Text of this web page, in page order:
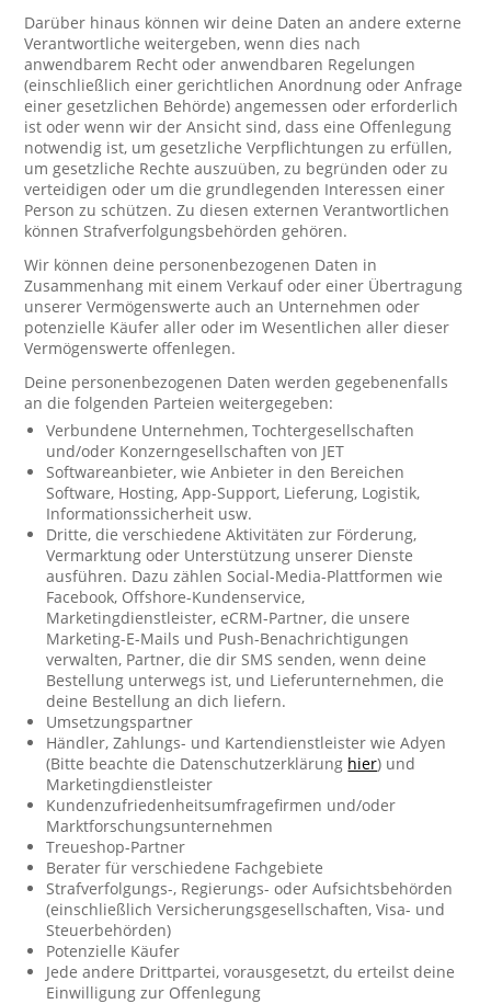
Darüber hinaus können wir deine Daten an andere externe
Verantwortliche weitergeben, wenn dies nach
anwendbarem Recht oder anwendbaren Regelungen
(einschließlich einer gerichtlichen Anordnung oder Anfrage
einer gesetzlichen Behörde) angemessen oder erforderlich
ist oder wenn wir der Ansicht sind, dass eine Offenlegung
notwendig ist, um gesetzliche Verpflichtungen zu erfüllen,
um gesetzliche Rechte auszuüben, zu begründen oder zu
verteidigen oder um die grundlegenden Interessen einer
Person zu schützen. Zu diesen externen Verantwortlichen
können Strafverfolgungsbehörden gehören.
Wir können deine personenbezogenen Daten in
Zusammenhang mit einem Verkauf oder einer Übertragung
unserer Vermögenswerte auch an Unternehmen oder
potenzielle Käufer aller oder im Wesentlichen aller dieser
Vermögenswerte offenlegen.
Deine personenbezogenen Daten werden gegebenenfalls
an die folgenden Parteien weitergegeben:
Verbundene Unternehmen, Tochtergesellschaften
und/oder Konzerngesellschaften von JET
Softwareanbieter, wie Anbieter in den Bereichen
Software, Hosting, App-Support, Lieferung, Logistik,
Informationssicherheit usw.
Dritte, die verschiedene Aktivitäten zur Förderung,
Vermarktung oder Unterstützung unserer Dienste
ausführen. Dazu zählen Social-Media-Plattformen wie
Facebook, Offshore-Kundenservice,
Marketingdienstleister, eCRM-Partner, die unsere
Marketing-E-Mails und Push-Benachrichtigungen
verwalten, Partner, die dir SMS senden, wenn deine
Bestellung unterwegs ist, und Lieferunternehmen, die
deine Bestellung an dich liefern.
Umsetzungspartner
Händler, Zahlungs- und Kartendienstleister wie Adyen
(Bitte beachte die Datenschutzerklärung hier) und
Marketingdienstleister
Kundenzufriedenheitsumfragefirmen und/oder
Marktforschungsunternehmen
Treueshop-Partner
Berater für verschiedene Fachgebiete
Strafverfolgungs-, Regierungs- oder Aufsichtsbehörden
(einschließlich Versicherungsgesellschaften, Visa- und
Steuerbehörden)
Potenzielle Käufer
Jede andere Drittpartei, vorausgesetzt, du erteilst deine
Einwilligung zur Offenlegung